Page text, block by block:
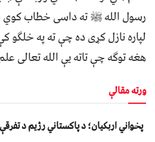
رسول الله ﷺ ته داسی خطاب کوي
لپاره نازل کړی ده چې ته په خلګو
هغه توګه چې تاته يې الله تعالی علم
ورته مقالې
پخواني اربکیان؛ د پاکستاني رژیم د